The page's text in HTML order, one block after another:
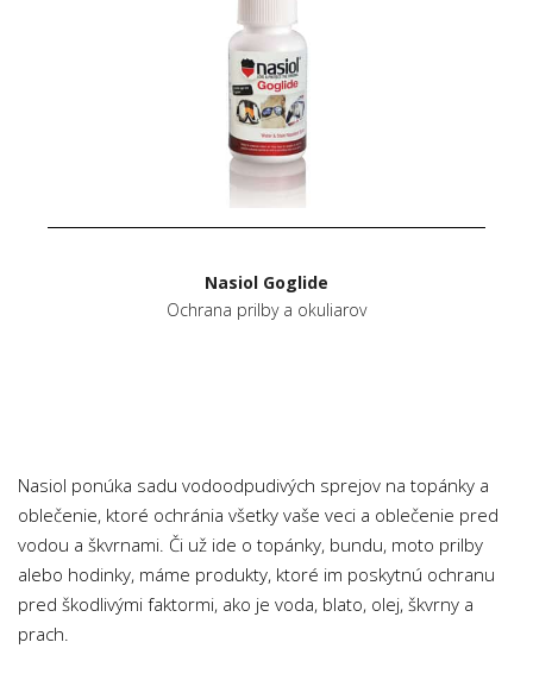
Nasiol Goglide
Ochrana prilby a okuliarov
Nasiol ponúka sadu vodoodpudivých sprejov na topánky a
oblečenie, ktoré ochránia všetky vaše veci a oblečenie pred
vodou a škvrnami. Či už ide o topánky, bundu, moto prilby
alebo hodinky, máme produkty, ktoré im poskytnú ochranu
pred škodlivými faktormi, ako je voda, blato, olej, škvrny a
prach.